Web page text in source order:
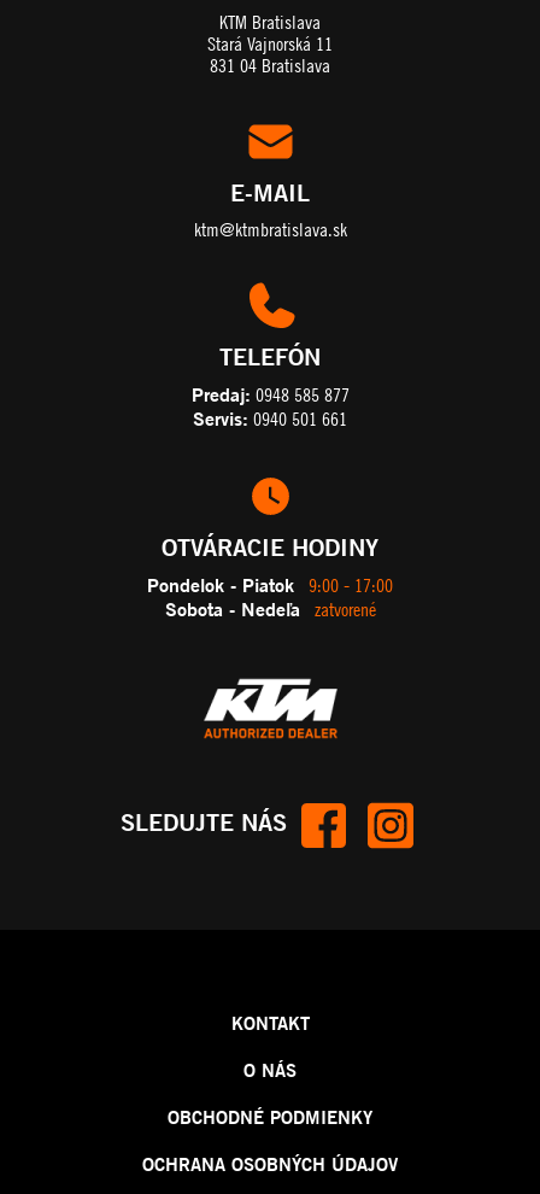
KTM Bratislava
Stará Vajnorská 11
831 04 Bratislava
E-MAIL
ktm@ktmbratislava.sk
TELEFÓN
Predaj: 0948 585 877
Servis: 0940 501 661
OTVÁRACIE HODINY
Pondelok - Piatok 9:00 - 17:00
Sobota - Nedeľa zatvorené
SLEDUJTE NÁS
KONTAKT
O NÁS
OBCHODNÉ PODMIENKY
OCHRANA OSOBNÝCH ÚDAJOV